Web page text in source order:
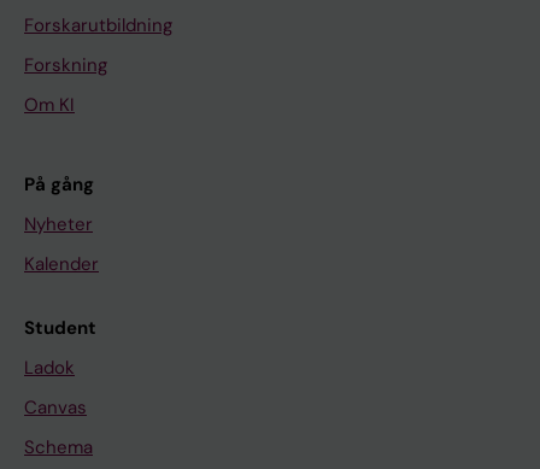
Forskarutbildning
Forskning
Om KI
På gång
Nyheter
Kalender
Student
Ladok
Canvas
Schema